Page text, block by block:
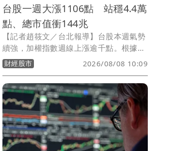
台股一週大漲1106點 站穩4.4萬
點、總市值衝144兆
【記者趙筱文／台北報導】台股本週氣勢
續強，加權指數週線上漲逾千點。根據臺
灣證券交易所統計，8月7日加權指數收在
44,225.91點，較7月31日的43,119.75點
上漲1,106.16點，單週漲幅約2.57%；全
體上市公司總市值同步攀升至144兆
5,568.14億元，一週增加逾3.7兆元，增
幅約2.63%。
財經股市 2026/08/08 10:09